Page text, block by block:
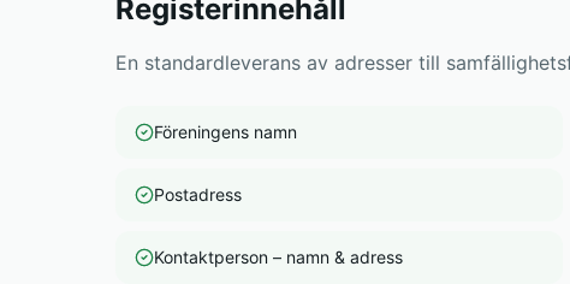
Registerinnehåll
En standardleverans av adresser till
Föreningens namn
Postadress
Kontaktperson – namn & adress